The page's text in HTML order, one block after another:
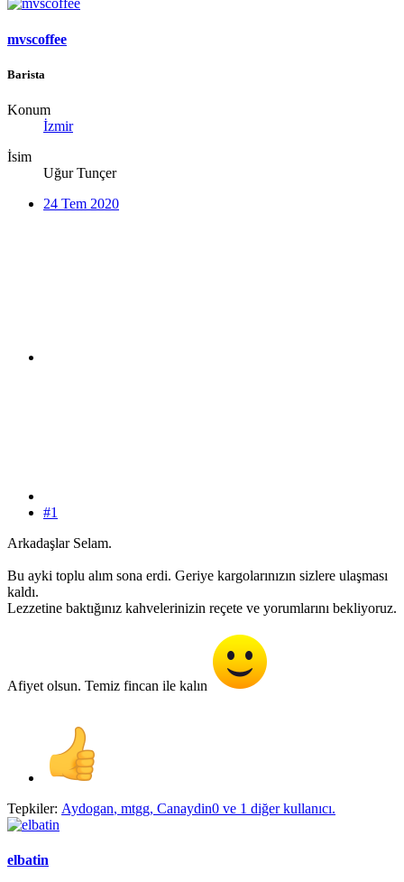
mvscoffee
Barista
Konum
İzmir
İsim
Uğur Tunçer
24 Tem 2020
#1
Arkadaşlar Selam.
Bu ayki toplu alım sona erdi. Geriye kargolarınızın sizlere ulaşması
kaldı.
Lezzetine baktığınız kahvelerinizin reçete ve yorumlarını bekliyoruz.
Afiyet olsun. Temiz fincan ile kalın
Tepkiler: Aydogan, mtgg, Canaydin0 ve 1 diğer kullanıcı.
elbatin